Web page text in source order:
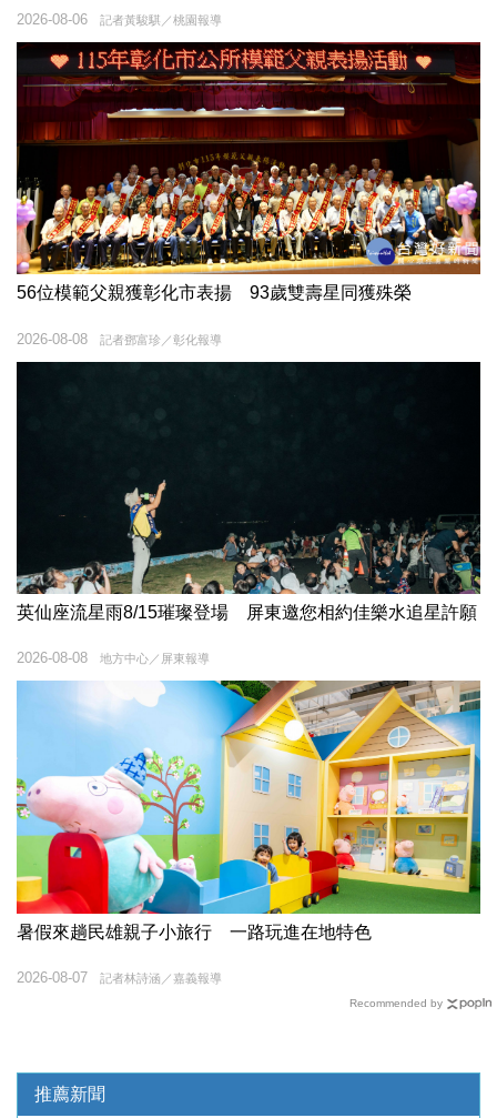
記者黃駿騏／桃園報導
2026-08-06
56位模範父親獲彰化市表揚 93歲雙壽星同獲殊榮
記者鄧富珍／彰化報導
2026-08-08
英仙座流星雨8/15璀璨登場 屏東邀您相約佳樂水追星許願
地方中心／屏東報導
2026-08-08
暑假來趟民雄親子小旅行 一路玩進在地特色
記者林詩涵／嘉義報導
2026-08-07
Recommended by
推薦新聞